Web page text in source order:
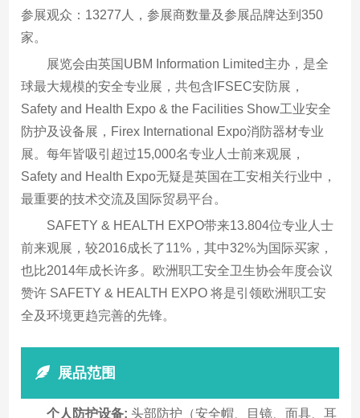
参展观众：13277人，参展商数量及参展品牌达到350
家。
展览会由英国UBM Information Limited主办，是全
球最大规模的安全专业展，共包含IFSEC安防展，
Safety and Health Expo & the Facilities Show工业安全
防护及设备展，Firex International Expo消防器材专业
展。每年皆吸引超过15,000名专业人士前来观展，
Safety and Health Expo无疑是英国在工安相关行业中，
最重要的技术交流及国际贸易平台。
SAFETY & HEALTH EXPO带来13.804位专业人士
前来观展，较2016成长了11%，其中32%为国际买家，
也比2014年成长许多。欧洲职工安全卫生协会年度会议
赞许 SAFETY & HEALTH EXPO 将是引领欧洲职工安
全及环境更趋完善的先锋。
展品范围
个人防护设备: 头部防护（安全帽、目镜、面具、耳